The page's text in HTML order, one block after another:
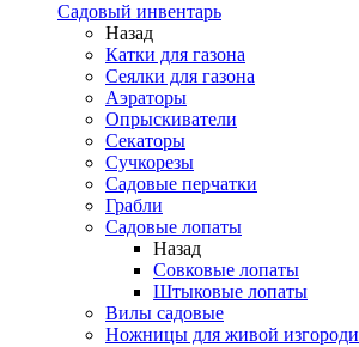
Садовый инвентарь
Назад
Катки для газона
Сеялки для газона
Аэраторы
Опрыскиватели
Секаторы
Сучкорезы
Садовые перчатки
Грабли
Садовые лопаты
Назад
Совковые лопаты
Штыковые лопаты
Вилы садовые
Ножницы для живой изгороди